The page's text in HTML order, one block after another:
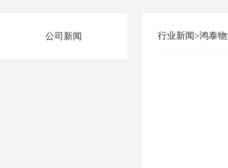
公司新闻 行业新闻>鸿泰